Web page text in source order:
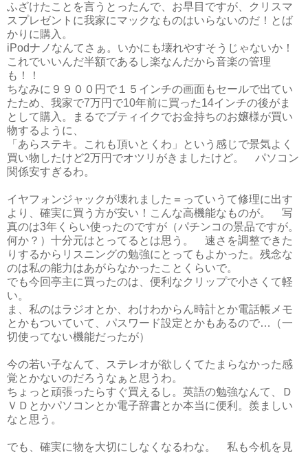
ふざけたことを言うとったんで、お早目ですが、クリスマ
スプレゼントに我家にマックなものはいらないのだ！とば
かりに購入。
iPodナノなんてさぁ。いかにも壊れやすそうじゃないか！
これでいいんだ半額であるし楽なんだから音楽の管理
も！！
ちなみに９９００円で１５インチの画面もセールで出てい
たため、我家で7万円で10年前に買った14インチの後がま
として購入。まるでブティイクでお金持ちのお嬢様が買い
物するように、
「あらステキ。これも頂いとくわ」という感じで景気よく
買い物したけど2万円でオツリがきましたけど。 パソコン
関係安すぎるわ。
イヤフォンジャックが壊れました＝っていうて修理に出す
より、確実に買う方が安い！こんな高機能なものが。 写
真のは3年くらい使ったのですが（パチンコの景品ですが。
何か？）十分元はとってるとは思う。 速さを調整できた
りするからリスニングの勉強にとってもよかった。残念な
のは私の能力はあがらなかったことくらいで。
でも今回亭主に買ったのは、便利なクリップで小さくて軽
い。
ま、私のはラジオとか、わけわからん時計とか電話帳メモ
とかもついていて、パスワード設定とかもあるので…（一
切使ってない機能だったが）
今の若い子なんて、ステレオが欲しくてたまらなかった感
覚とかないのだろうなぁと思うわ。
ちょっと頑張ったらすぐ買えるし。英語の勉強なんて、Ｄ
ＶＤとかパソコンとか電子辞書とか本当に便利。羨ましい
なと思う。
でも、確実に物を大切にしなくなるわな。 私も今机を見